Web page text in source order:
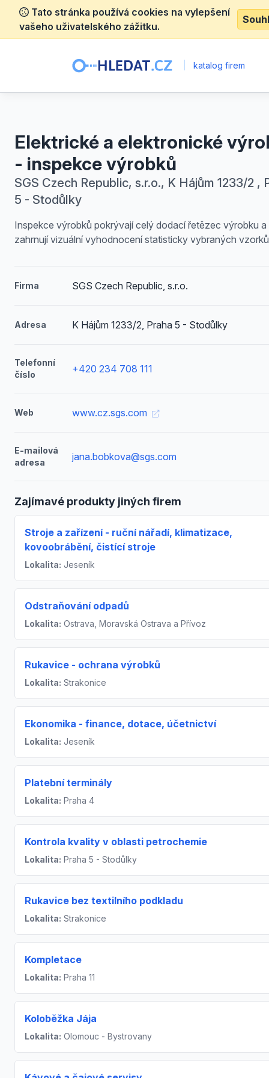
Tato stránka používá cookies na vylepšení
vašeho uživatelského zážitku.
katalog firem
Elektrické a elektronické
- inspekce výrobků
SGS Czech Republic, s.r.o., K Hájům 1233/2 ,
5 - Stodůlky
Inspekce výrobků pokrývají celý dodací řetězec výrobku a
zahrnují vizuální vyhodnocení statisticky vybraných
Firma SGS Czech Republic, s.r.o.
Adresa K Hájům 1233/2, Praha 5 - Stodůlky
Telefonní
číslo
+420 234 708 111
Web www.cz.sgs.com
E-mailová
adresa
jana.bobkova@sgs.com
Zajímavé produkty jiných firem
Stroje a zařízení - ruční nářadí, klimatizace,
kovoobrábění, čistící stroje
Lokalita: Jeseník
Odstraňování odpadů
Lokalita: Ostrava, Moravská Ostrava a Přívoz
Rukavice - ochrana výrobků
Lokalita: Strakonice
Ekonomika - finance, dotace, účetnictví
Lokalita: Jeseník
Platební terminály
Lokalita: Praha 4
Kontrola kvality v oblasti petrochemie
Lokalita: Praha 5 - Stodůlky
Rukavice bez textilního podkladu
Lokalita: Strakonice
Kompletace
Lokalita: Praha 11
Koloběžka Jája
Lokalita: Olomouc - Bystrovany